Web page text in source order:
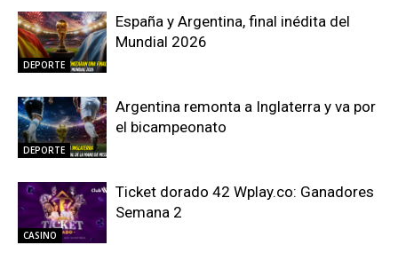
DEPORTE
España y Argentina, final inédita del
Mundial 2026
DEPORTE
Argentina remonta a Inglaterra y va por
el bicampeonato
CASINO
Ticket dorado 42 Wplay.co: Ganadores
Semana 2